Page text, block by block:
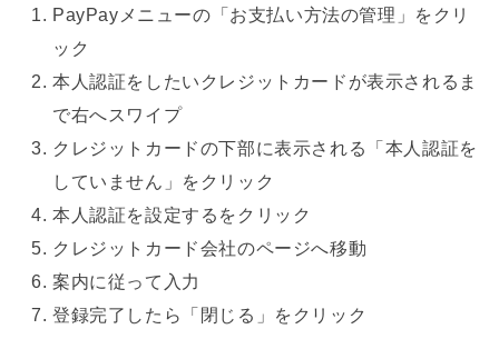
PayPayメニューの「お支払い方法の管理」をクリ
ック
本人認証をしたいクレジットカードが表示されるま
で右へスワイプ
クレジットカードの下部に表示される「本人認証を
していません」をクリック
本人認証を設定するをクリック
クレジットカード会社のページへ移動
案内に従って入力
登録完了したら「閉じる」をクリック